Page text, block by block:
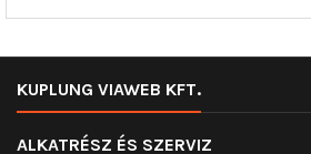
KUPLUNG VIAWEB KFT.
ALKATRÉSZ ÉS SZERVIZ